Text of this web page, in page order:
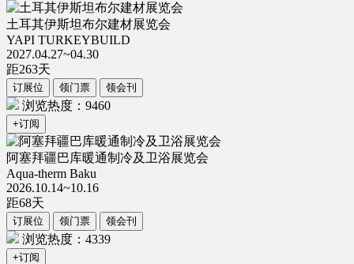
土耳其伊斯坦布尔建材展览会
YAPI TURKEYBUILD
2027.04.27~04.30
距263天
订展位 领门票 领会刊
浏览热度：9460
+订阅
阿塞拜疆巴库暖通制冷及卫浴展览会
Aqua-therm Baku
2026.10.14~10.16
距68天
订展位 领门票 领会刊
浏览热度：4339
+订阅